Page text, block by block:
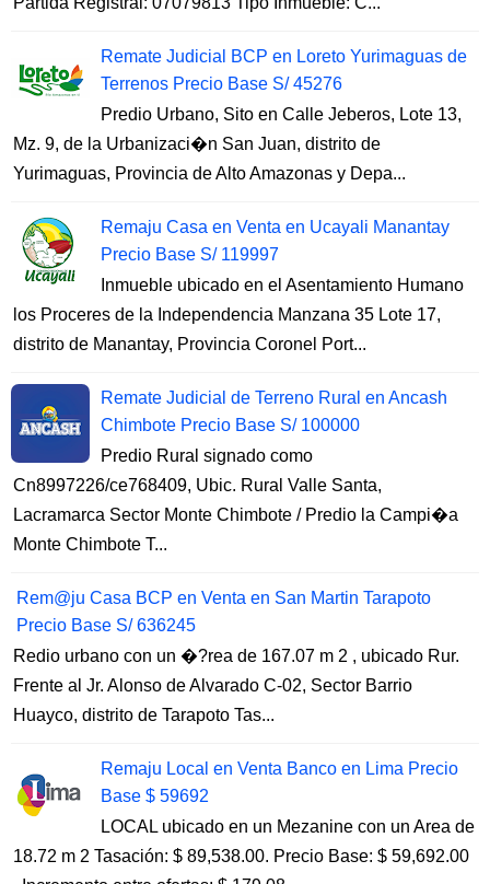
Remate Judicial BCP en Loreto Yurimaguas de
Terrenos Precio Base S/ 45276
Predio Urbano, Sito en Calle Jeberos, Lote 13,
Mz. 9, de la Urbanizaci�n San Juan, distrito de
Yurimaguas, Provincia de Alto Amazonas y Depa...
Remaju Casa en Venta en Ucayali Manantay
Precio Base S/ 119997
Inmueble ubicado en el Asentamiento Humano
los Proceres de la Independencia Manzana 35 Lote 17,
distrito de Manantay, Provincia Coronel Port...
Remate Judicial de Terreno Rural en Ancash
Chimbote Precio Base S/ 100000
Predio Rural signado como
Cn8997226/ce768409, Ubic. Rural Valle Santa,
Lacramarca Sector Monte Chimbote / Predio la Campi�a
Monte Chimbote T...
Rem@ju Casa BCP en Venta en San Martin Tarapoto
Precio Base S/ 636245
Redio urbano con un �?rea de 167.07 m 2 , ubicado Rur.
Frente al Jr. Alonso de Alvarado C-02, Sector Barrio
Huayco, distrito de Tarapoto Tas...
Remaju Local en Venta Banco en Lima Precio
Base $ 59692
LOCAL ubicado en un Mezanine con un Area de
18.72 m 2 Tasación: $ 89,538.00. Precio Base: $ 59,692.00